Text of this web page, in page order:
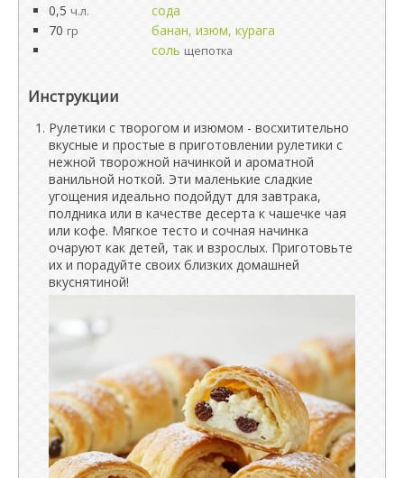
0,5 ч.л.
сода
70 гр
банан, изюм, курага
соль щепотка
Инструкции
Рулетики с творогом и изюмом - восхитительно
вкусные и простые в приготовлении рулетики с
нежной творожной начинкой и ароматной
ванильной ноткой. Эти маленькие сладкие
угощения идеально подойдут для завтрака,
полдника или в качестве десерта к чашечке чая
или кофе. Мягкое тесто и сочная начинка
очаруют как детей, так и взрослых. Приготовьте
их и порадуйте своих близких домашней
вкуснятиной!